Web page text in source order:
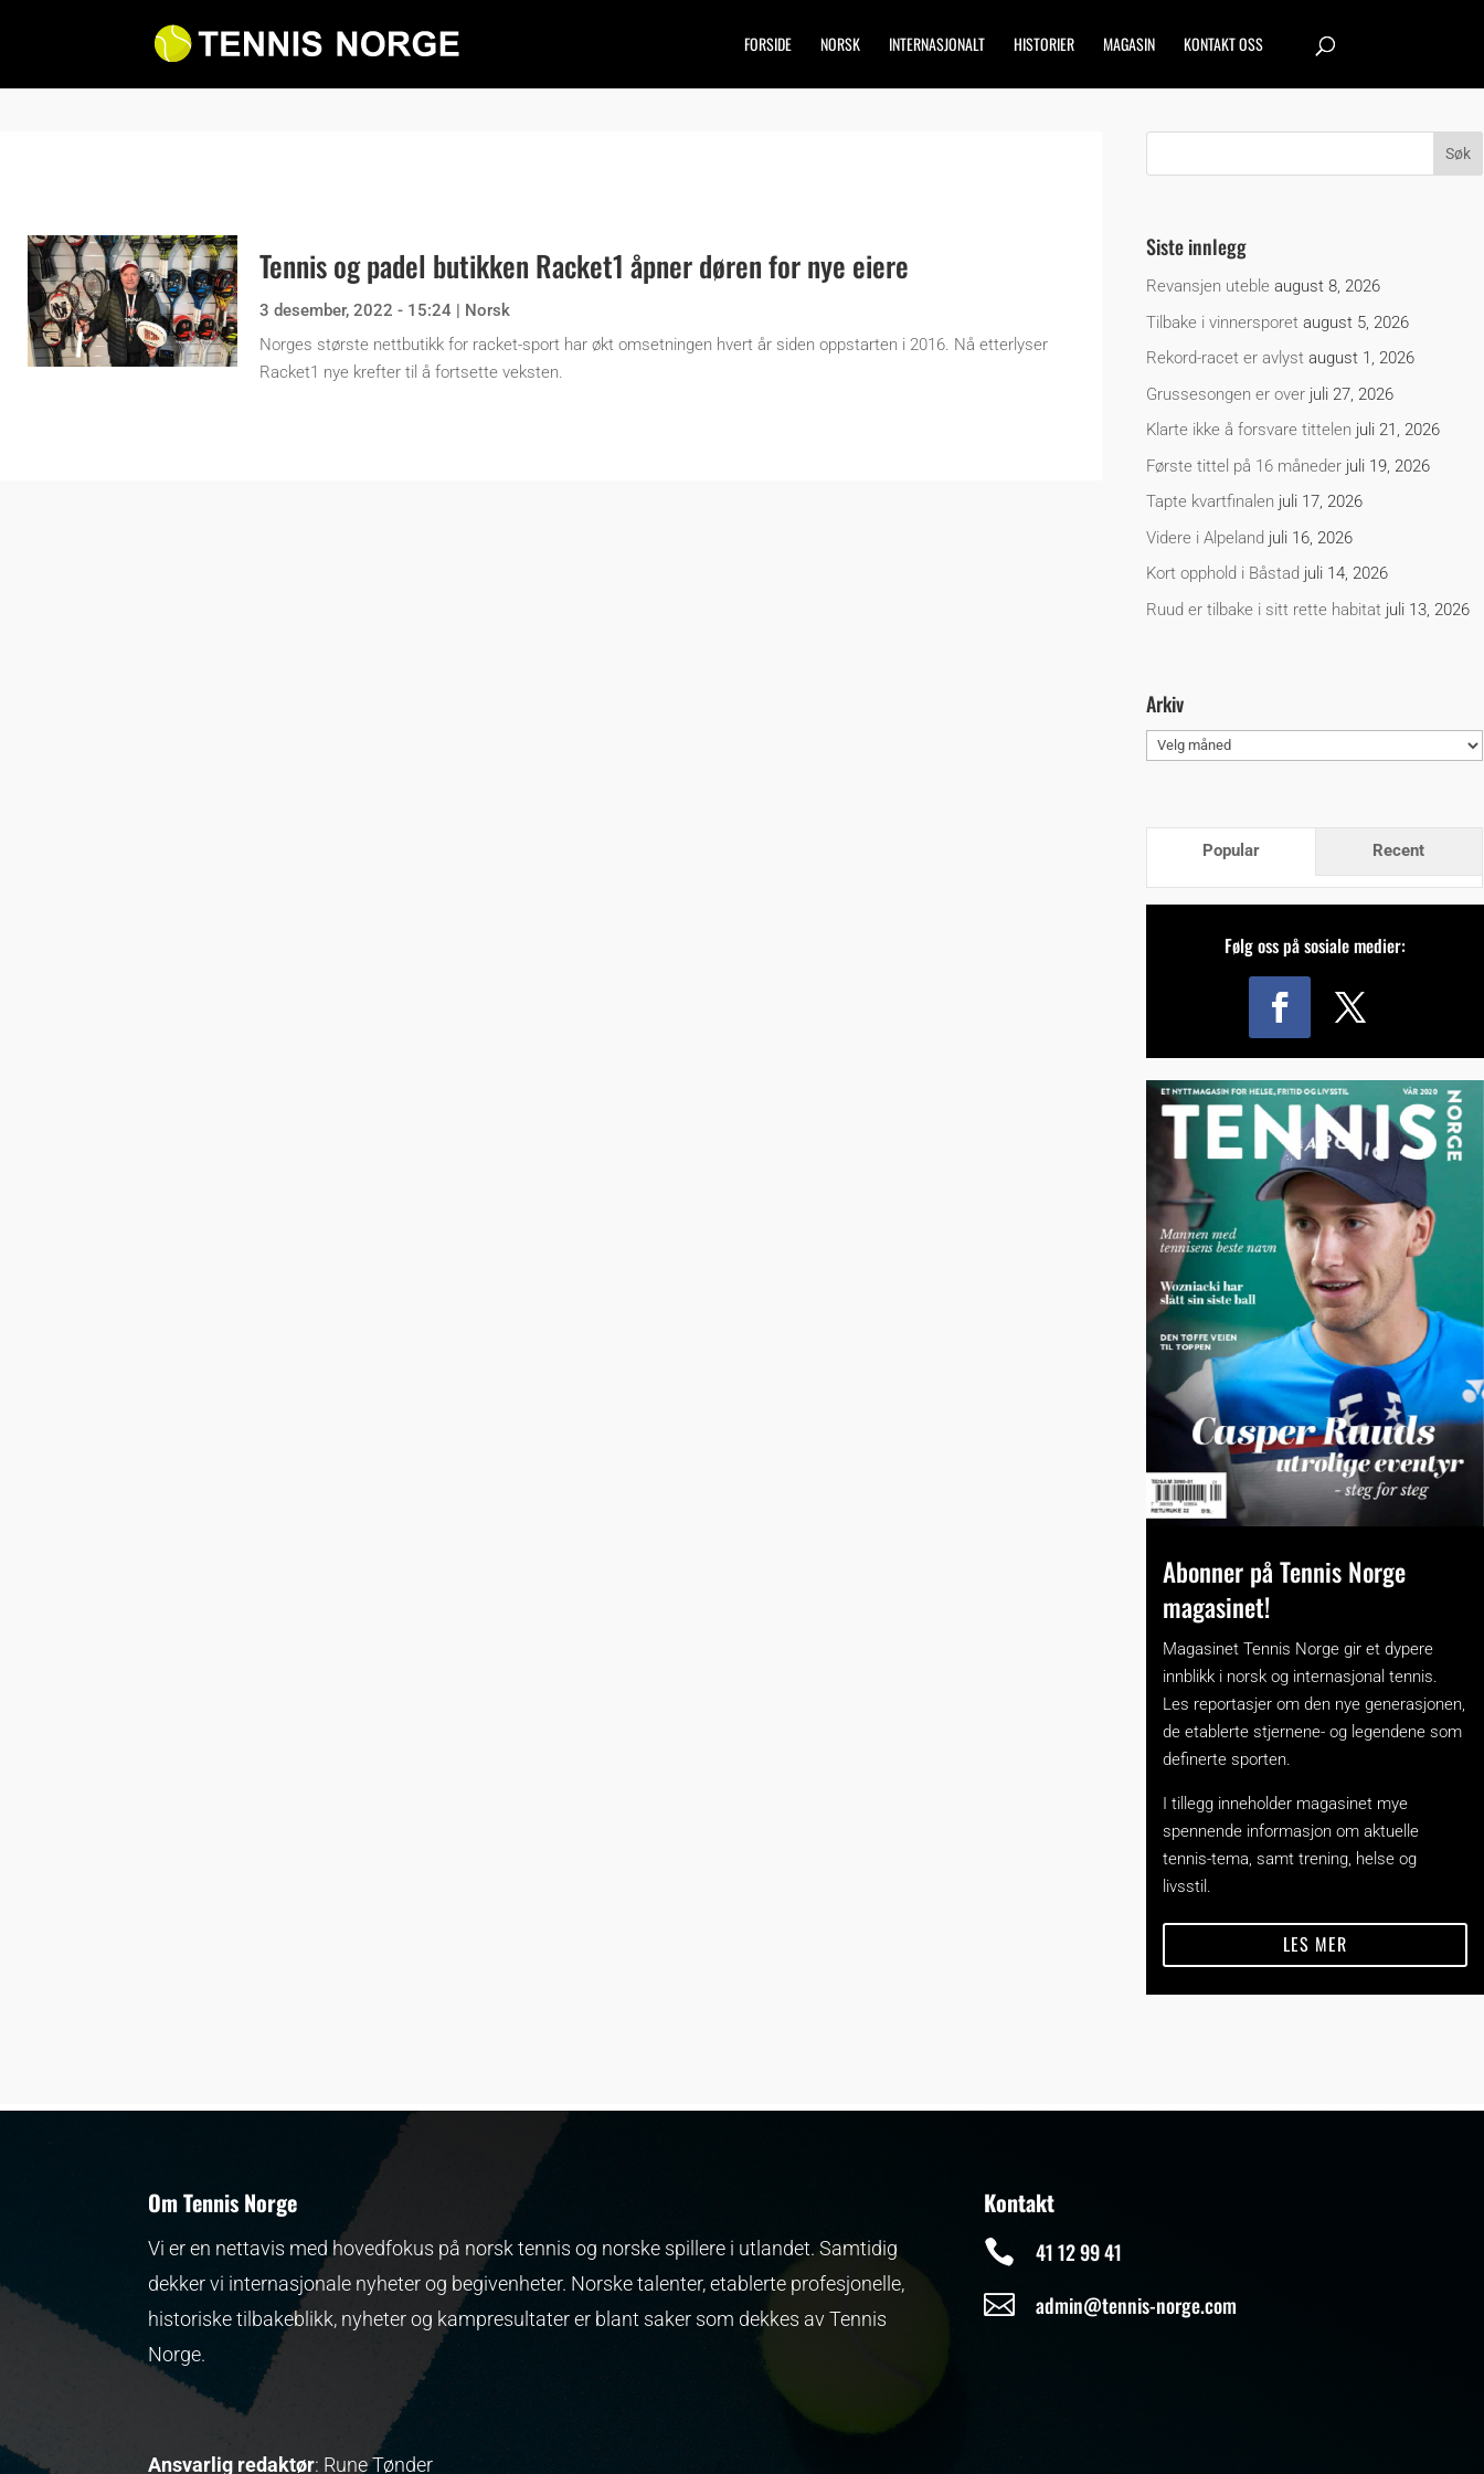
FORSIDE NORSK INTERNASJONALT HISTORIER MAGASIN KONTAKT OSS
Tennis og padel butikken Racket1 åpner døren for nye eiere
3 desember, 2022 - 15:24
Norsk
Norges største nettbutikk for racket-sport har økt omsetningen hvert år siden oppstarten i 2016. Nå etterlyser
Racket1 nye krefter til å fortsette veksten.
Siste innlegg
Revansjen uteble august 8, 2026
Tilbake i vinnersporet august 5, 2026
Rekord-racet er avlyst august 1, 2026
Grussesongen er over juli 27, 2026
Klarte ikke å forsvare tittelen juli 21, 2026
Første tittel på 16 måneder juli 19, 2026
Tapte kvartfinalen juli 17, 2026
Videre i Alpeland juli 16, 2026
Kort opphold i Båstad juli 14, 2026
Ruud er tilbake i sitt rette habitat juli 13, 2026
Arkiv
Arkiv
Popular Recent
Følg oss på sosiale medier:
Abonner på Tennis Norge
magasinet!
Magasinet Tennis Norge gir et dypere
innblikk i norsk og internasjonal tennis.
Les reportasjer om den nye generasjonen,
de etablerte stjernene- og legendene som
definerte sporten.
I tillegg inneholder magasinet mye
spennende informasjon om aktuelle
tennis-tema, samt trening, helse og
livsstil.
LES MER
Om Tennis Norge
Vi er en nettavis med hovedfokus på norsk tennis og norske spillere i utlandet. Samtidig
dekker vi internasjonale nyheter og begivenheter. Norske talenter, etablerte profesjonelle,
historiske tilbakeblikk, nyheter og kampresultater er blant saker som dekkes av Tennis
Norge.
Ansvarlig redaktør: Rune Tønder
Kontakt
 41 12 99 41
 admin@tennis-norge.com